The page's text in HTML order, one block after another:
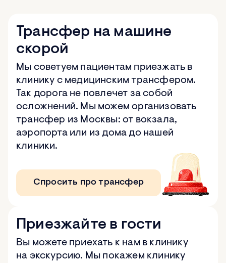
Трансфер на машине
скорой
Мы советуем пациентам приезжать в
клинику с медицинским трансфером.
Так дорога не повлечет за собой
осложнений. Мы можем организовать
трансфер из Москвы: от вокзала,
аэропорта или из дома до нашей
клиники.
Спросить про трансфер
Приезжайте в гости
Вы можете приехать к нам в клинику
на экскурсию. Мы покажем клинику